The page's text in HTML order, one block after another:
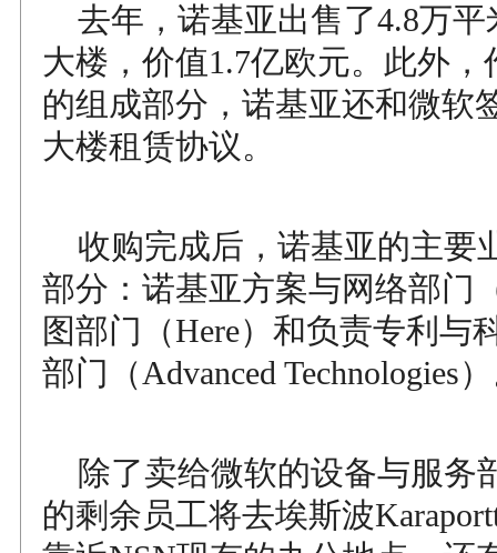
去年，诺基亚出售了4.8万平
大楼，价值1.7亿欧元。此外，
的组成部分，诺基亚还和微软
大楼租赁协议。
收购完成后，诺基亚的主要
部分：诺基亚方案与网络部门
图部门（Here）和负责专利与
部门（Advanced Technologies
除了卖给微软的设备与服务
的剩余员工将去埃斯波